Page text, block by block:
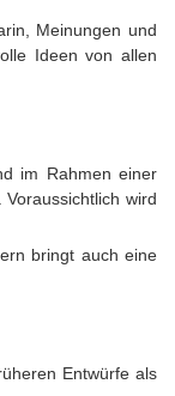
Meinungen und
Ideen von allen
im Rahmen einer
wird
bringt auch eine
Entwürfe als